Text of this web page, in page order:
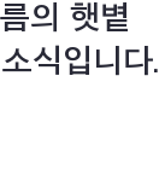
의 햇볕
식입니다.